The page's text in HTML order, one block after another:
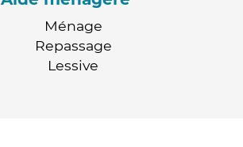
Ménage
Repassage
Lessive